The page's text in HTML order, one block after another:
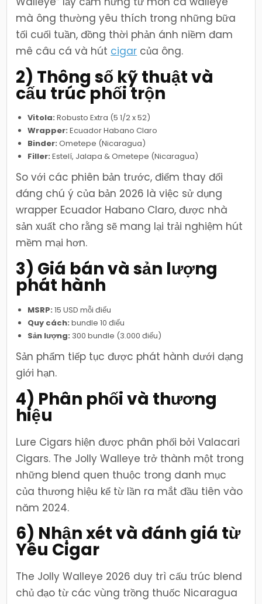
mà ông thường yêu thích trong những bữa
tối cuối tuần, đồng thời phản ánh niềm đam
mê câu cá và hút cigar của ông.
2) Thông số kỹ thuật và
cấu trúc phối trộn
Vitola: Robusto Extra (5 1/2 x 52)
Wrapper: Ecuador Habano Claro
Binder: Ometepe (Nicaragua)
Filler: Estelí, Jalapa & Ometepe (Nicaragua)
So với các phiên bản trước, điểm thay đổi
đáng chú ý của bản 2026 là việc sử dụng
wrapper Ecuador Habano Claro, được nhà
sản xuất cho rằng sẽ mang lại trải nghiệm hút
mềm mại hơn.
3) Giá bán và sản lượng
phát hành
MSRP: 15 USD mỗi điếu
Quy cách: bundle 10 điếu
Sản lượng: 300 bundle (3.000 điếu)
Sản phẩm tiếp tục được phát hành dưới dạng
giới hạn.
4) Phân phối và thương
hiệu
Lure Cigars hiện được phân phối bởi Valacari
Cigars. The Jolly Walleye trở thành một trong
những blend quen thuộc trong danh mục
của thương hiệu kể từ lần ra mắt đầu tiên vào
năm 2024.
6) Nhận xét và đánh giá từ
Yêu Cigar
The Jolly Walleye 2026 duy trì cấu trúc blend
chủ đạo từ các vùng trồng thuốc Nicaragua